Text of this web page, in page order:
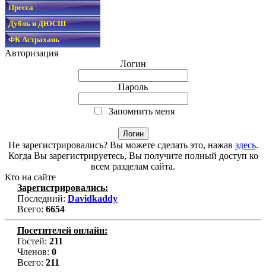
Пресса
Дубль и ДЮСШ
ФК Астрахань
Авторизация
Логин
Пароль
Запомнить меня
Не зарегистрировались? Вы можете сделать это, нажав здесь.
Когда Вы зарегистрируетесь, Вы получите полный доступ ко
всем разделам сайта.
Кто на сайте
Зарегистрировались:
Последний: Davidkaddy
Всего: 6654
Посетителей онлайн:
Гостей: 211
Членов: 0
Всего: 211